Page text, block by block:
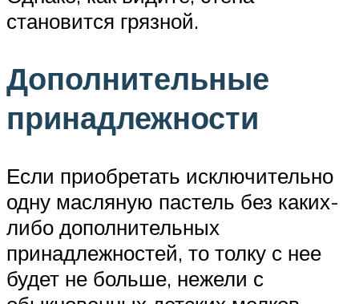
становится грязной.
Дополнительные
принадлежности
Если приобретать исключительно
одну масляную пастель без каких-
либо дополнительных
принадлежностей, то толку с нее
будет не больше, нежели с